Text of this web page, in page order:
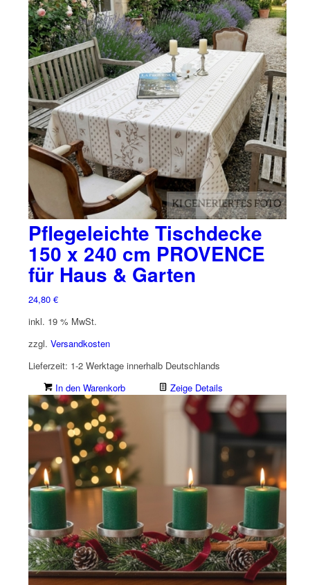
Pflegeleichte Tischdecke
150 x 240 cm PROVENCE
für Haus & Garten
24,80 €
inkl. 19 % MwSt.
zzgl. Versandkosten
Lieferzeit: 1-2 Werktage innerhalb Deutschlands
In den Warenkorb
Zeige Details